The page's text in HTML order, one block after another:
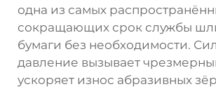
одна из самых
сокращающих срок службы
бумаги без необходимости.
давление вызывает
ускоряет износ абразивных